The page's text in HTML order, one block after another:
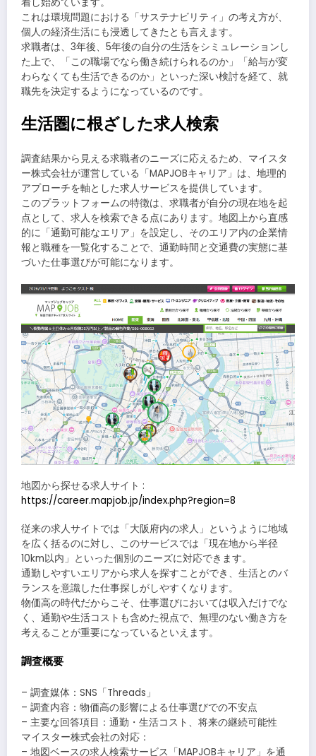
これは環境問題における「サステナビリティ」の考え方が、
個人の経済生活にも浸透してきたとも言えます。
求職者は、3年後、5年後の自分の生活をシミュレーションし
た上で、「この職場でなら働き続けられるのか」「給与が変
わらなくても生活できるのか」といった深い検討を経て、就
職先を決定するようになっているのです。
生活圏に根ざした求人検索
調査結果から見える求職者のニーズに応えるため、マイスタ
ー株式会社が運営している「MAPJOBキャリア」は、地理的
アプローチを軸とした求人サービスを提供しています。
このプラットフォームの特徴は、求職者が自分の現在地を起
点として、求人を検索できる点にあります。地図上から直感
的に「通勤可能なエリア」を設定し、そのエリア内の企業情
報と職種を一覧化することで、通勤時間と交通費の実態に基
づいた仕事選びが可能になります。
地図から探せる求人サイト :
https://career.mapjob.jp/index.php?region=8
従来の求人サイトでは「大阪府内の求人」というように地域
を広く括るのに対し、このサービスでは「現在地から半径
10km以内」といった個別のニーズに対応できます。
通勤しやすいエリアから求人を探すことができ、生活とのバ
ランスを意識した仕事探しがしやすくなります。
物価高の時代だからこそ、仕事選びにおいては収入だけでな
く、通勤や生活コストも含めた視点で、無理のない働き方を
考えることが重要になっているといえます。
調査概要
– 調査媒体：SNS「Threads」
– 調査内容：物価高の影響による仕事選びでの不安点
– 主要な回答項目：通勤・生活コスト、将来の継続可能性
マイスター株式会社の対応：
– 地図ベースの求人検索サービス「MAPJOBキャリア」を通